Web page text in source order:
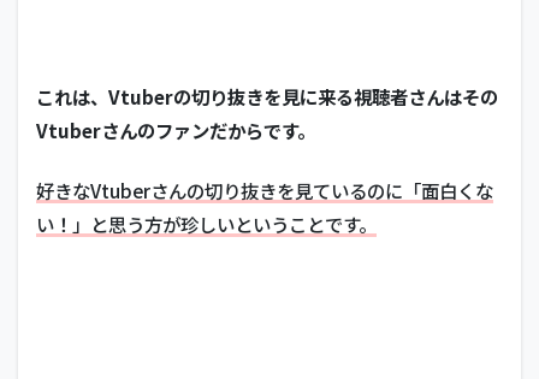
これは、Vtuberの切り抜きを見に来る視聴者さんはその
Vtuberさんのファンだからです。
好きなVtuberさんの切り抜きを見ているのに「面白くな
い！」と思う方が珍しいということです。